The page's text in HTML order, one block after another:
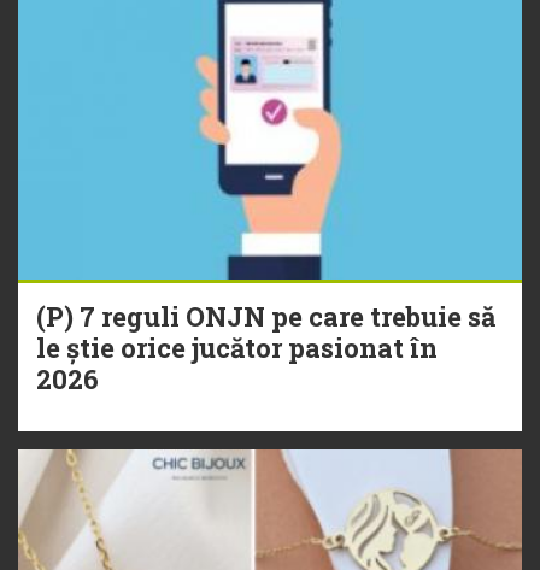
(P) 7 reguli ONJN pe care trebuie să
le știe orice jucător pasionat în
2026